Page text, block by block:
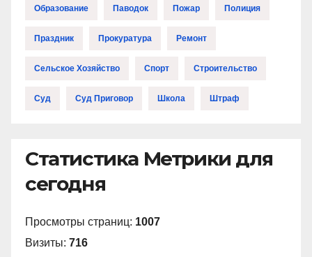
Образование Паводок Пожар Полиция
Праздник Прокуратура Ремонт
Сельское Хозяйство Спорт Строительство
Суд Суд Приговор Школа Штраф
Статистика Метрики для
сегодня
Просмотры страниц: 1007
Визиты: 716